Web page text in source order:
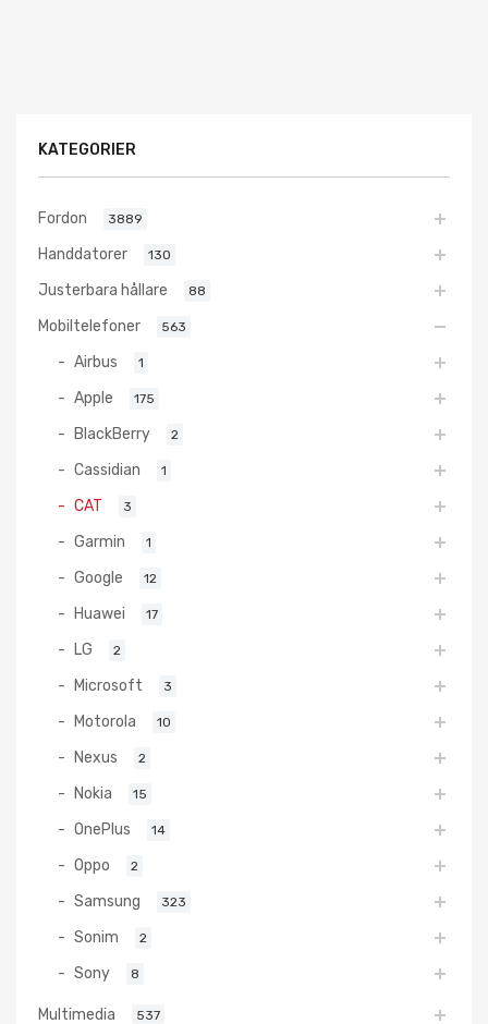
KATEGORIER
Fordon 3889
Handdatorer 130
Justerbara hållare 88
Mobiltelefoner 563
Airbus 1
Apple 175
BlackBerry 2
Cassidian 1
CAT 3
Garmin 1
Google 12
Huawei 17
LG 2
Microsoft 3
Motorola 10
Nexus 2
Nokia 15
OnePlus 14
Oppo 2
Samsung 323
Sonim 2
Sony 8
Multimedia 537